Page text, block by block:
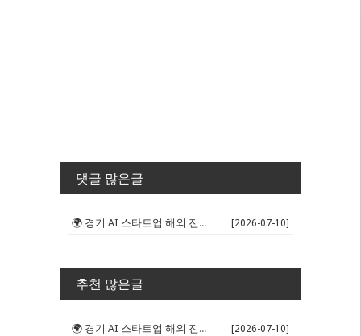
댓글 많은글
🌍 경기 AI 스타트업 해외 진출 판... [2026-07-10]
추천 많은글
🌍 경기 AI 스타트업 해외 진출 판... [2026-07-10]